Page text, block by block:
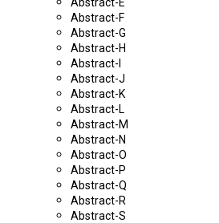
Abstract-F
Abstract-G
Abstract-H
Abstract-I
Abstract-J
Abstract-K
Abstract-L
Abstract-M
Abstract-N
Abstract-O
Abstract-P
Abstract-Q
Abstract-R
Abstract-S